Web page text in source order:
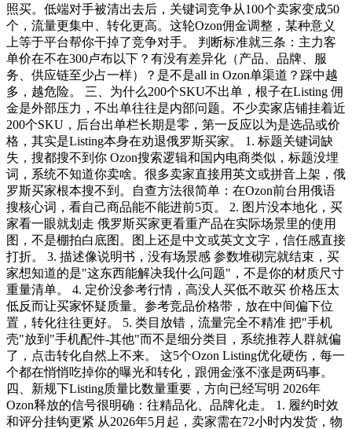
照买。低端对手被清出去后，关键词竞争从100个卖家变成50
个，流量更集中、转化更高。这轮Ozon佣金调整，某种意义
上等于平台帮你干掉了竞争对手。 判断标准就三条：主力客
单价在不在300卢布以下？有没有差异化（产品、品牌、服
务、供应链至少占一样）？是不是all in Ozon单渠道？踩中越
多，越危险。 三、为什么200个SKU不出单，根子在Listing 佣
金是外部压力，不出单往往是内部问题。不少卖家店铺挂着近
200个SKU，后台出单栏长期是零，第一反应以为是选品或价
格，其实是Listing本身在劝退俄罗斯买家。 1. 标题关键词缺
失，搜都搜不到你 Ozon搜索逻辑和国内电商类似，标题没埋
词，系统不知道你卖啥。很多卖家直接用英文或拼音上架，俄
罗斯买家根本搜不到。自查方法很简单：在Ozon前台用俄语
搜核心词，看自己商品能不能进前5页。 2. 图片没本地化，买
家看一眼就划走 俄罗斯买家更看重产品在实际场景里的使用
图，不是棚拍白底图。图上还是中文或英文文字，信任感直接
打折。 3. 描述像说明书，没有场景感 参数堆砌完就结束，买
家想知道的是"这东西能解决我什么问题"，不是你的材质尺寸
重量清单。 4. 定价没参考行情，高没人买低不敢买 价格压太
低反而让买家怀疑质量。参考竞品价格带，放在中间偏下位
置，转化往往更好。 5. 类目放错，流量完全不精准 把"手机
壳"放到"手机配件-其他"而不是细分类目，系统推荐人群就偏
了，点击转化自然上不来。 这5个Ozon Listing优化硬伤，每一
个都在悄悄吃掉你的曝光和转化，跟佣金涨不涨是两码事。
四、新规下Listing质量比数量重要，方向已经写明 2026年
Ozon释放的信号很明确：往精品化、品牌化走。 1. 履约时效
和评分挂钩更紧 从2026年5月起，卖家需在72小时内发货，物